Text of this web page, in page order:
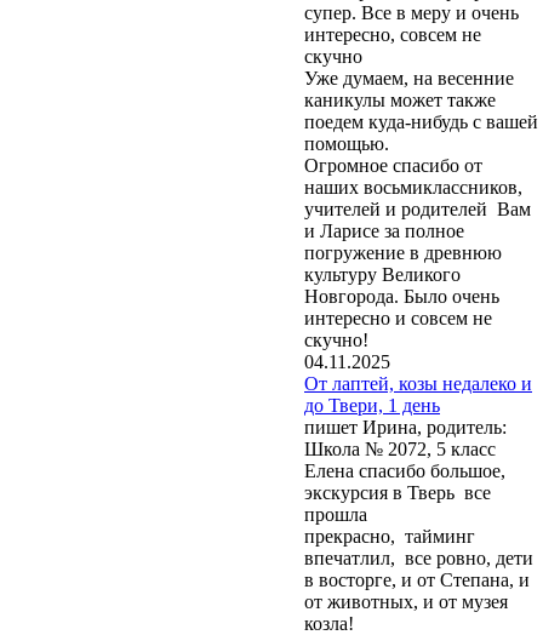
супер. Все в меру и очень
интересно, совсем не
скучно
Уже думаем, на весенние
каникулы может также
поедем куда-нибудь с вашей
помощью.
Огромное спасибо от
наших восьмиклассников,
учителей и родителей Вам
и Ларисе за полное
погружение в древнюю
культуру Великого
Новгорода. Было очень
интересно и совсем не
скучно!
04.11.2025
От лаптей, козы недалеко и
до Твери, 1 день
пишет Ирина, родитель:
Школа № 2072, 5 класс
Елена спасибо большое,
экскурсия в Тверь все
прошла
прекрасно, тайминг
впечатлил, все ровно, дети
в восторге, и от Степана, и
от животных, и от музея
козла!